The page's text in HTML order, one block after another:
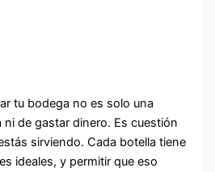
tu bodega no es solo una
de gastar dinero. Es cuestión
sirviendo. Cada botella tiene
ideales, y permitir que eso